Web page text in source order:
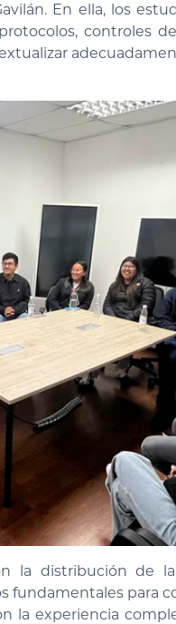
En ella, los
controles
la distribución de
fundamentales para
la experiencia